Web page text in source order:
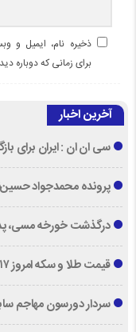
ذخیره نام، ایمیل و
برای زمانی که دوباره
آخرین اخبار
سی ان ان : ایران برای
پرونده محمدجواد
درگذشت خورخه مسی، پدر
قیمت طلا و سکه امروز ۱۷ مرداد ۱۴۰۵
سردار دورسون مهاجم